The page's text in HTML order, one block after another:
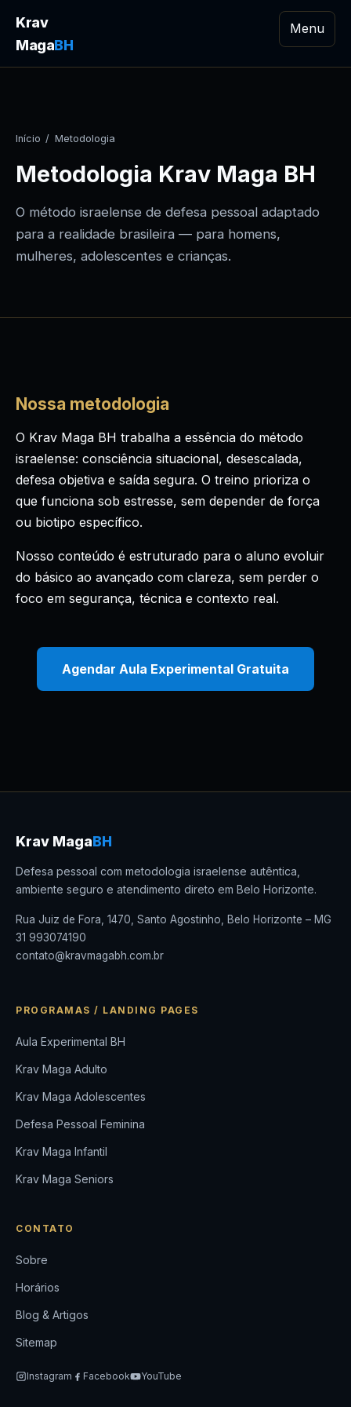
Krav
MagaBH
Menu
Início / Metodologia
Metodologia Krav Maga BH
O método israelense de defesa pessoal adaptado
para a realidade brasileira — para homens,
mulheres, adolescentes e crianças.
Nossa metodologia
O Krav Maga BH trabalha a essência do método
israelense: consciência situacional, desescalada,
defesa objetiva e saída segura. O treino prioriza o
que funciona sob estresse, sem depender de força
ou biotipo específico.
Nosso conteúdo é estruturado para o aluno evoluir
do básico ao avançado com clareza, sem perder o
foco em segurança, técnica e contexto real.
Agendar Aula Experimental Gratuita
Krav MagaBH
Defesa pessoal com metodologia israelense autêntica,
ambiente seguro e atendimento direto em Belo Horizonte.
Rua Juiz de Fora, 1470, Santo Agostinho, Belo Horizonte – MG
31 993074190
contato@kravmagabh.com.br
PROGRAMAS / LANDING PAGES
Aula Experimental BH
Krav Maga Adulto
Krav Maga Adolescentes
Defesa Pessoal Feminina
Krav Maga Infantil
Krav Maga Seniors
CONTATO
Sobre
Horários
Blog & Artigos
Sitemap
Instagram Facebook YouTube